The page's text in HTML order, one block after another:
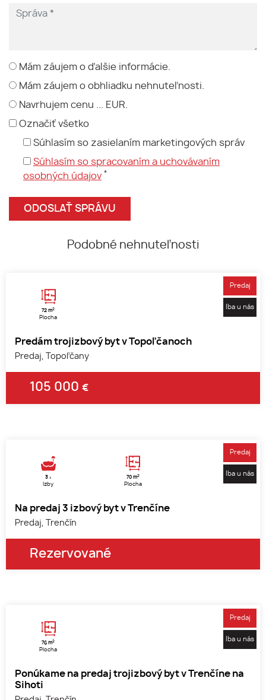
Mám záujem o ďalšie informácie.
Mám záujem o obhliadku nehnuteľnosti.
Navrhujem cenu ... EUR.
Označiť všetko
Súhlasím so zasielaním marketingových správ
Súhlasím so spracovaním a uchovávaním
osobných údajov *
Podobné nehnuteľnosti
72 m2
Plocha
Predám trojizbový byt v Topoľčanoch
Predaj, Topoľčany
105 000 €
Predaj
Iba u nás
3x
Izby
70 m2
Plocha
Na predaj 3 izbový byt v Trenčíne
Predaj, Trenčín
Rezervované
Predaj
Iba u nás
76 m2
Plocha
Ponúkame na predaj trojizbový byt v Trenčíne na
Sihoti
Predaj
Iba u nás